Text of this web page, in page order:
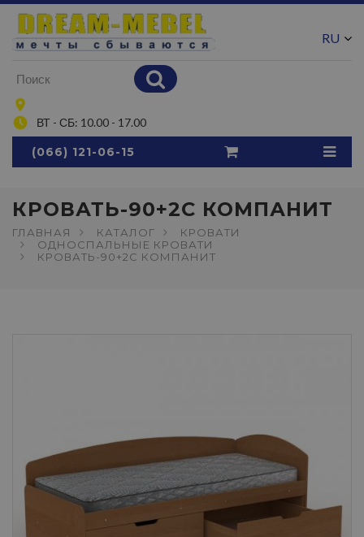
ВТ - СБ: 10.00 - 17.00
RU
(066) 121-06-15
КРОВАТЬ-90+2С КОМПАНИТ
ГЛАВНАЯ КАТАЛОГ
КРОВАТИ
ОДНОСПАЛЬНЫЕ КРОВАТИ
КРОВАТЬ-90+2С КОМПАНИТ